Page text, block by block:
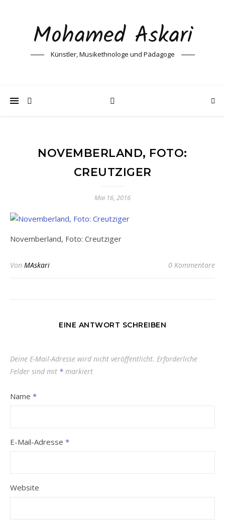
Mohamed Askari
Künstler, Musikethnologe und Pädagoge
NOVEMBERLAND, FOTO:
CREUTZIGER
Mai 16, 2016
Novemberland, Foto: Creutziger
Von MAskari 0 Kommentare
EINE ANTWORT SCHREIBEN
Deine E-Mail-Adresse wird nicht veröffentlicht. Erforderliche
Felder sind mit * markiert
Name *
E-Mail-Adresse *
Website